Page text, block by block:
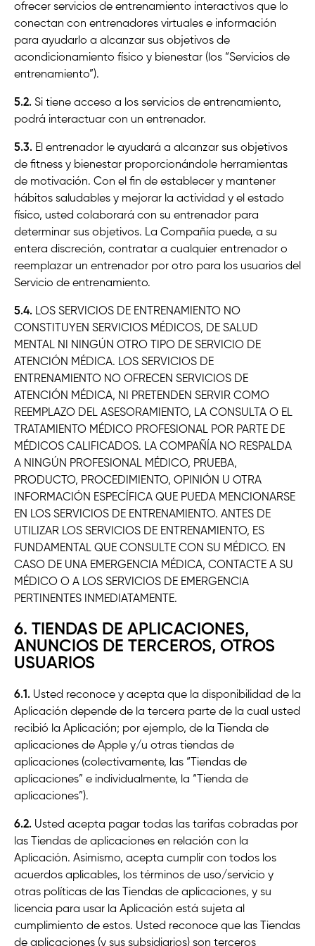
ofrecer servicios de entrenamiento interactivos que lo
conectan con entrenadores virtuales e información
para ayudarlo a alcanzar sus objetivos de
acondicionamiento físico y bienestar (los “Servicios de
entrenamiento”).
5.2. Si tiene acceso a los servicios de entrenamiento,
podrá interactuar con un entrenador.
5.3. El entrenador le ayudará a alcanzar sus objetivos
de fitness y bienestar proporcionándole herramientas
de motivación. Con el fin de establecer y mantener
hábitos saludables y mejorar la actividad y el estado
físico, usted colaborará con su entrenador para
determinar sus objetivos. La Compañía puede, a su
entera discreción, contratar a cualquier entrenador o
reemplazar un entrenador por otro para los usuarios del
Servicio de entrenamiento.
5.4. LOS SERVICIOS DE ENTRENAMIENTO NO
CONSTITUYEN SERVICIOS MÉDICOS, DE SALUD
MENTAL NI NINGÚN OTRO TIPO DE SERVICIO DE
ATENCIÓN MÉDICA. LOS SERVICIOS DE
ENTRENAMIENTO NO OFRECEN SERVICIOS DE
ATENCIÓN MÉDICA, NI PRETENDEN SERVIR COMO
REEMPLAZO DEL ASESORAMIENTO, LA CONSULTA O EL
TRATAMIENTO MÉDICO PROFESIONAL POR PARTE DE
MÉDICOS CALIFICADOS. LA COMPAÑÍA NO RESPALDA
A NINGÚN PROFESIONAL MÉDICO, PRUEBA,
PRODUCTO, PROCEDIMIENTO, OPINIÓN U OTRA
INFORMACIÓN ESPECÍFICA QUE PUEDA MENCIONARSE
EN LOS SERVICIOS DE ENTRENAMIENTO. ANTES DE
UTILIZAR LOS SERVICIOS DE ENTRENAMIENTO, ES
FUNDAMENTAL QUE CONSULTE CON SU MÉDICO. EN
CASO DE UNA EMERGENCIA MÉDICA, CONTACTE A SU
MÉDICO O A LOS SERVICIOS DE EMERGENCIA
PERTINENTES INMEDIATAMENTE.
6. TIENDAS DE APLICACIONES,
ANUNCIOS DE TERCEROS, OTROS
USUARIOS
6.1. Usted reconoce y acepta que la disponibilidad de la
Aplicación depende de la tercera parte de la cual usted
recibió la Aplicación; por ejemplo, de la Tienda de
aplicaciones de Apple y/u otras tiendas de
aplicaciones (colectivamente, las “Tiendas de
aplicaciones” e individualmente, la “Tienda de
aplicaciones”).
6.2. Usted acepta pagar todas las tarifas cobradas por
las Tiendas de aplicaciones en relación con la
Aplicación. Asimismo, acepta cumplir con todos los
acuerdos aplicables, los términos de uso/servicio y
otras políticas de las Tiendas de aplicaciones, y su
licencia para usar la Aplicación está sujeta al
cumplimiento de estos. Usted reconoce que las Tiendas
de aplicaciones (y sus subsidiarios) son terceros